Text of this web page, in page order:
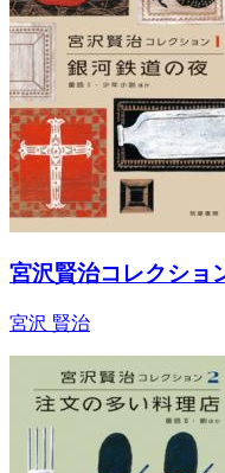
宮沢賢治コレクショ
宮沢 賢治